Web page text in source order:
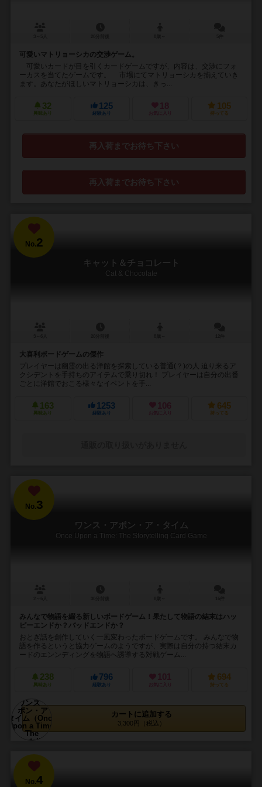
可愛いマトリョーシカの交渉ゲーム。
可愛いカードが目を引くカードゲームですが、内容は、交渉にフォ
ーカスを当てたゲームです。 市場にてマトリョーシカを揃えていき
ます。あなたがほしいマトリョーシカは、きっ...
32
興味あり
125
経験あり
18
お気に入り
105
持ってる
再入荷までお待ち下さい
再入荷までお待ち下さい
No.2
キャット＆チョコレート
Cat & Chocolate
大喜利ボードゲームの傑作
プレイヤーは幽霊の出る洋館を探索している普通(？)の人 迫り来るア
クシデントを手持ちのアイテムで乗り切れ！ プレイヤーは自分の出番
ごとに洋館でおこる様々なイベントを手...
163
興味あり
1253
経験あり
106
お気に入り
645
持ってる
No.3
ワンス・アポン・ア・タイム
Once Upon a Time: The Storytelling Card Game
みんなで物語を綴る新しいボードゲーム！果たして物語の結末はハッ
ピーエンドか？バッドエンドか？
おとぎ話を創作していく一風変わったボードゲームです。 みんなで物
語を作るというと協力ゲームのようですが、実際は自分の持つ結末カ
ードのエンンディングを物語へ誘導する対戦ゲーム...
238
興味あり
796
経験あり
101
お気に入り
694
持ってる
カートに追加する
3,300円（税込）
No.4